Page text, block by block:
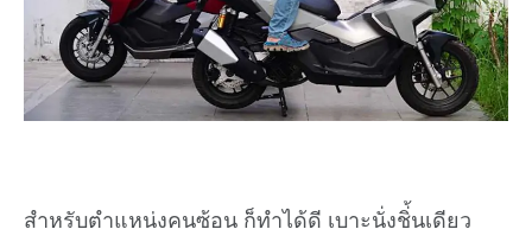
สำหรับตำแหน่งคนซ้อน ก็ทำได้ดี เบาะนั่งชิ่้นเดียว